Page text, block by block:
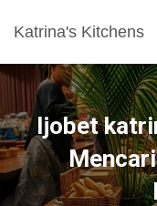
Katrina's Kitchens
Ijobet